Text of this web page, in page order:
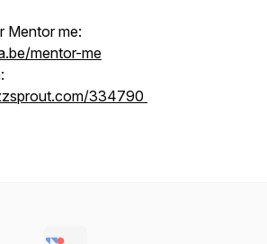
Mentor me:
mentor-me
334790